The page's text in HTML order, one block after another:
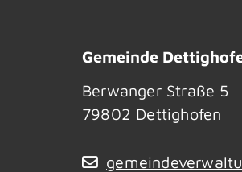
Gemeinde
Berwanger Straße 5
79802 Dettighofen